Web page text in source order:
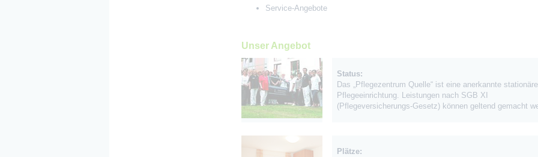
Service-Angebote
Unser Angebot
Status:
Das „Pflegezentrum Quelle“ ist eine anerkannte stationäre
Pflegeeinrichtung. Leistungen nach SGB XI
(Pflegeversicherungs-Gesetz) können geltend gemacht
Plätze: